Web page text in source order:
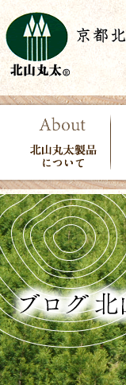
北山丸太製品につい
て